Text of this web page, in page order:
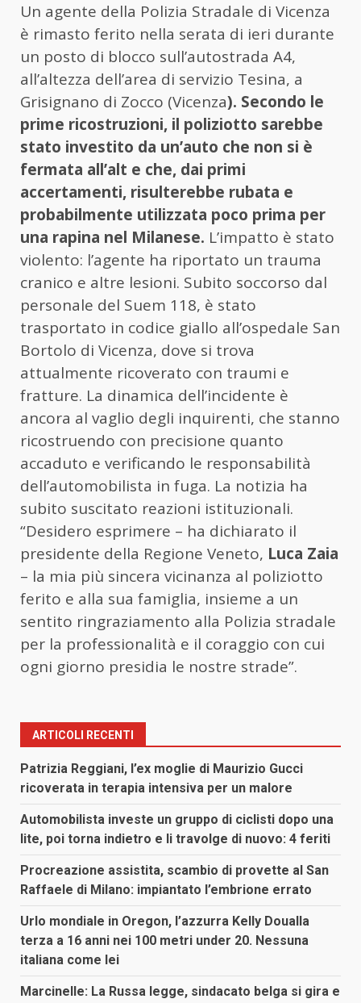
Un agente della Polizia Stradale di Vicenza
è rimasto ferito nella serata di ieri durante
un posto di blocco sull’autostrada A4,
all’altezza dell’area di servizio Tesina, a
Grisignano di Zocco (Vicenza). Secondo le
prime ricostruzioni, il poliziotto sarebbe
stato investito da un’auto che non si è
fermata all’alt e che, dai primi
accertamenti, risulterebbe rubata e
probabilmente utilizzata poco prima per
una rapina nel Milanese. L’impatto è stato
violento: l’agente ha riportato un trauma
cranico e altre lesioni. Subito soccorso dal
personale del Suem 118, è stato
trasportato in codice giallo all’ospedale San
Bortolo di Vicenza, dove si trova
attualmente ricoverato con traumi e
fratture. La dinamica dell’incidente è
ancora al vaglio degli inquirenti, che stanno
ricostruendo con precisione quanto
accaduto e verificando le responsabilità
dell’automobilista in fuga. La notizia ha
subito suscitato reazioni istituzionali.
“Desidero esprimere – ha dichiarato il
presidente della Regione Veneto, Luca Zaia
– la mia più sincera vicinanza al poliziotto
ferito e alla sua famiglia, insieme a un
sentito ringraziamento alla Polizia stradale
per la professionalità e il coraggio con cui
ogni giorno presidia le nostre strade”.
ARTICOLI RECENTI
Patrizia Reggiani, l’ex moglie di Maurizio Gucci
ricoverata in terapia intensiva per un malore
Automobilista investe un gruppo di ciclisti dopo una
lite, poi torna indietro e li travolge di nuovo: 4 feriti
Procreazione assistita, scambio di provette al San
Raffaele di Milano: impiantato l’embrione errato
Urlo mondiale in Oregon, l’azzurra Kelly Doualla
terza a 16 anni nei 100 metri under 20. Nessuna
italiana come lei
Marcinelle: La Russa legge, sindacato belga si gira e